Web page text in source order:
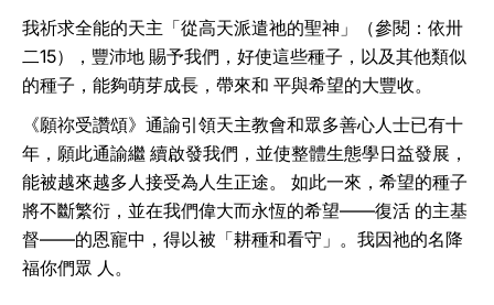
我祈求全能的天主「從高天派遣祂的聖神」（參閱：依卅
二15），豐沛地 賜予我們，好使這些種子，以及其他類似
的種子，能夠萌芽成長，帶來和 平與希望的大豐收。
《願祢受讚頌》通諭引領天主教會和眾多善心人士已有十
年，願此通諭繼 續啟發我們，並使整體生態學日益發展，
能被越來越多人接受為人生正途。 如此一來，希望的種子
將不斷繁衍，並在我們偉大而永恆的希望——復活 的主基
督——的恩寵中，得以被「耕種和看守」。我因祂的名降
福你們眾 人。